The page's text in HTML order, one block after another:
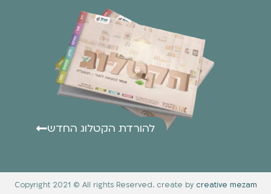
להורדת הקטלוג החדש
Copyright 2021 © All rights Reserved. create by creative mezam